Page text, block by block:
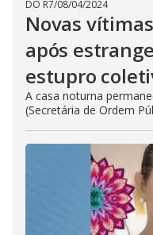
DO R7/08/04/2024
Novas
após
estupro
A casa noturna
(Secretária de Ordem